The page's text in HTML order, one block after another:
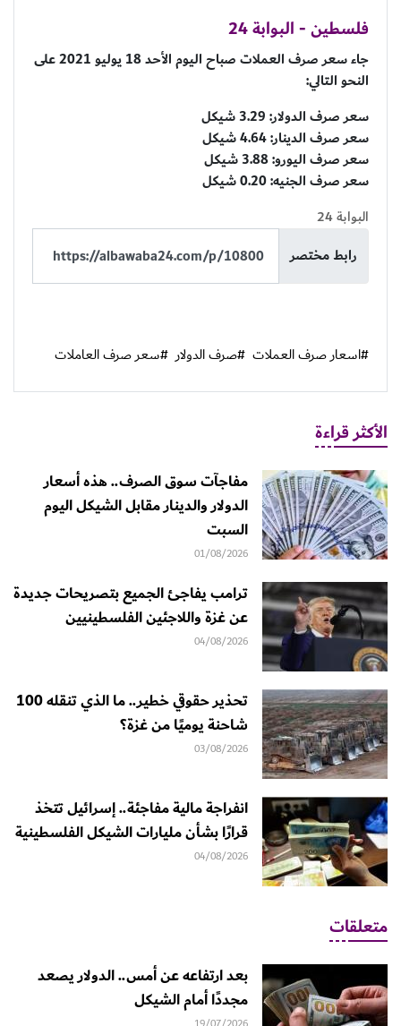
فلسطين - البوابة 24
جاء سعر صرف العملات صباح اليوم الأحد 18 يوليو 2021 على
النحو التالي:
سعر صرف الدولار: 3.29 شيكل
سعر صرف الدينار: 4.64 شيكل
سعر صرف اليورو: 3.88 شيكل
سعر صرف الجنيه: 0.20 شيكل
البوابة 24
رابط مختصر
#اسعار صرف العملات #صرف الدولار #سعر صرف العاملات
الأكثر قراءة
مفاجآت سوق الصرف.. هذه أسعار
الدولار والدينار مقابل الشيكل اليوم
السبت
01/08/2026
ترامب يفاجئ الجميع بتصريحات جديدة
عن غزة واللاجئين الفلسطينيين
04/08/2026
تحذير حقوقي خطير.. ما الذي تنقله 100
شاحنة يوميًا من غزة؟
03/08/2026
انفراجة مالية مفاجئة.. إسرائيل تتخذ
قرارًا بشأن مليارات الشيكل الفلسطينية
04/08/2026
متعلقات
بعد ارتفاعه عن أمس.. الدولار يصعد
مجددًا أمام الشيكل